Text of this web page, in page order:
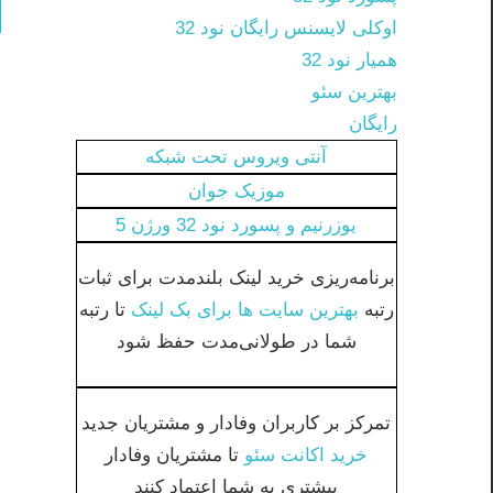
اوکلی لایسنس رایگان نود 32
همیار نود 32
بهترین سئو
رایگان
آنتی ویروس تحت شبکه
موزیک جوان
یوزرنیم و پسورد نود 32 ورژن 5
برنامه‌ریزی خرید لینک بلندمدت برای ثبات
رتبه بهترین سایت ها برای بک لینک تا رتبه
شما در طولانی‌مدت حفظ شود
تمرکز بر کاربران وفادار و مشتریان جدید
خرید اکانت سئو تا مشتریان وفادار
بیشتری به شما اعتماد کنند